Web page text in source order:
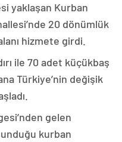
yaklaşan Kurban
20 dönümlük
hizmete girdi.
ile 70 adet küçükbaş
Türkiye’nin değişik
gelen
kurban